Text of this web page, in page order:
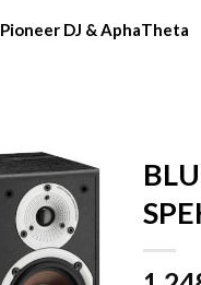
Pioneer DJ & AphaTheta